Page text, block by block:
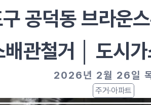
공덕동 브라운
배관철거 │ 도시
2026년 2월 26일
주거·아파트